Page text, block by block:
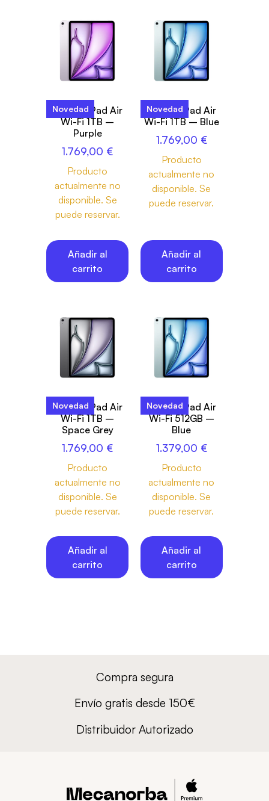
Novedad
13-inch iPad Air
Wi-Fi 1TB –
Purple
1.769,00 €
Producto
actualmente no
disponible. Se
puede reservar.
Añadir al
carrito
Novedad
13-inch iPad Air
Wi-Fi 1TB – Blue
1.769,00 €
Producto
actualmente no
disponible. Se
puede reservar.
Añadir al
carrito
Novedad
13-inch iPad Air
Wi-Fi 1TB –
Space Grey
1.769,00 €
Producto
actualmente no
disponible. Se
puede reservar.
Añadir al
carrito
Novedad
13-inch iPad Air
Wi-Fi 512GB –
Blue
1.379,00 €
Producto
actualmente no
disponible. Se
puede reservar.
Añadir al
carrito
Compra segura
Envío gratis desde 150€
Distribuidor Autorizado